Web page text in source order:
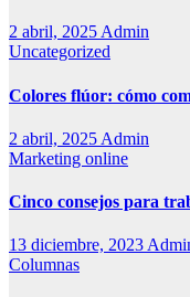
2 abril, 2025Admin
Uncategorized
Colores flúor: cómo
2 abril, 2025 Admin
Marketing online
Cinco consejos para
13 diciembre, 2023
Columnas